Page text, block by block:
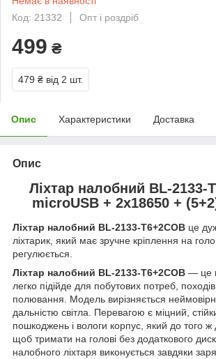
Код: 21332
Опт і роздріб
499 ₴
479 ₴ від 2 шт.
Опис Характеристики Доставка
Опис
Ліхтар налобний BL-2133-
microUSB + 2х18650 +
Ліхтар налобний BL-2133-T6+2COB це
ліхтарик, який має зручне кріплення на
регулюється.
Ліхтар налобний BL-2133-T6+2COB — це
легко підійде для побутових потреб,
полювання. Модель вирізняється
дальністю світла. Перевагою є міцний,
пошкоджень і вологи корпус, який до того ж
щоб тримати на голові без додаткового
налобного ліхтаря виконується завдяки